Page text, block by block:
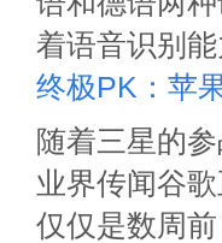
着语音识别
终极PK：苹
随着三星的
业界传闻谷
仅仅是数周